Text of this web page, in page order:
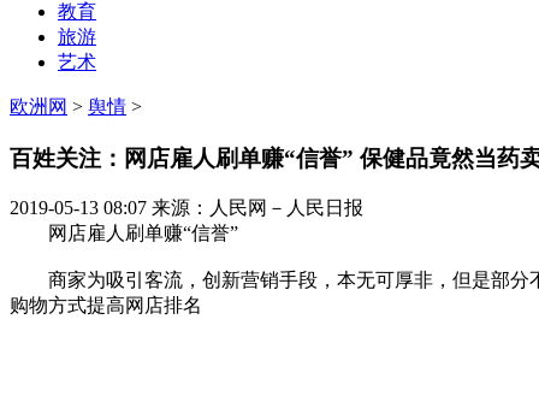
教育
旅游
艺术
欧洲网 > 舆情 >
百姓关注：网店雇人刷单赚“信誉” 保健品竟然当药
2019-05-13 08:07 来源：人民网－人民日报
网店雇人刷单赚“信誉”
商家为吸引客流，创新营销手段，本无可厚非，但是部分
购物方式提高网店排名